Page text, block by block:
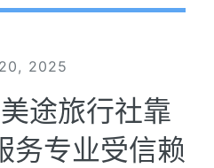
2025
途旅行社靠
务专业受信赖